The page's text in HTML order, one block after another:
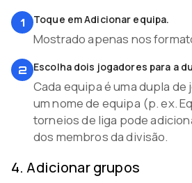
1 Toque em Adicionar equipa.
Mostrado apenas nos
2 Escolha dois jogadores para a
Cada equipa é uma dupla
um nome de equipa (p. ex.
torneios de liga pode
dos membros da divisão.
4.Adicionar grupos